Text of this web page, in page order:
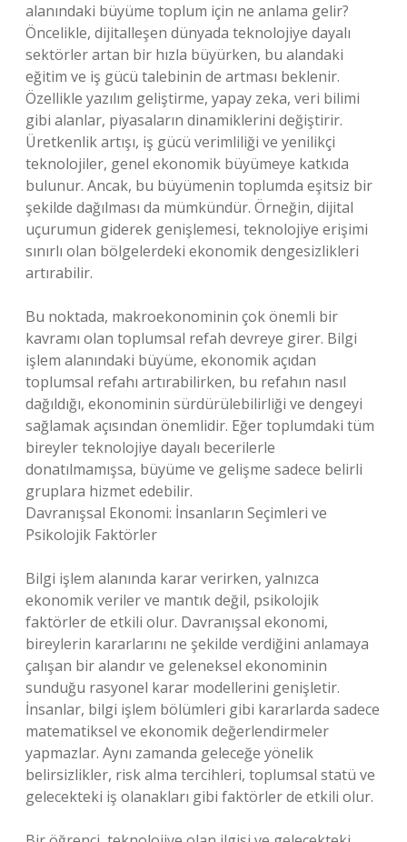
alanındaki büyüme toplum için ne anlama gelir?
Öncelikle, dijitalleşen dünyada teknolojiye dayalı
sektörler artan bir hızla büyürken, bu alandaki
eğitim ve iş gücü talebinin de artması beklenir.
Özellikle yazılım geliştirme, yapay zeka, veri bilimi
gibi alanlar, piyasaların dinamiklerini değiştirir.
Üretkenlik artışı, iş gücü verimliliği ve yenilikçi
teknolojiler, genel ekonomik büyümeye katkıda
bulunur. Ancak, bu büyümenin toplumda eşitsiz bir
şekilde dağılması da mümkündür. Örneğin, dijital
uçurumun giderek genişlemesi, teknolojiye erişimi
sınırlı olan bölgelerdeki ekonomik dengesizlikleri
artırabilir.
Bu noktada, makroekonominin çok önemli bir
kavramı olan toplumsal refah devreye girer. Bilgi
işlem alanındaki büyüme, ekonomik açıdan
toplumsal refahı artırabilirken, bu refahın nasıl
dağıldığı, ekonominin sürdürülebilirliği ve dengeyi
sağlamak açısından önemlidir. Eğer toplumdaki tüm
bireyler teknolojiye dayalı becerilerle
donatılmamışsa, büyüme ve gelişme sadece belirli
gruplara hizmet edebilir.
Davranışsal Ekonomi: İnsanların Seçimleri ve
Psikolojik Faktörler
Bilgi işlem alanında karar verirken, yalnızca
ekonomik veriler ve mantık değil, psikolojik
faktörler de etkili olur. Davranışsal ekonomi,
bireylerin kararlarını ne şekilde verdiğini anlamaya
çalışan bir alandır ve geleneksel ekonominin
sunduğu rasyonel karar modellerini genişletir.
İnsanlar, bilgi işlem bölümleri gibi kararlarda sadece
matematiksel ve ekonomik değerlendirmeler
yapmazlar. Aynı zamanda geleceğe yönelik
belirsizlikler, risk alma tercihleri, toplumsal statü ve
gelecekteki iş olanakları gibi faktörler de etkili olur.